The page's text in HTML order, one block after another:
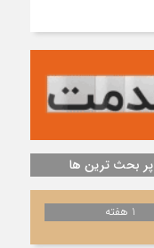
پر بحث ترین ها
1 هفته